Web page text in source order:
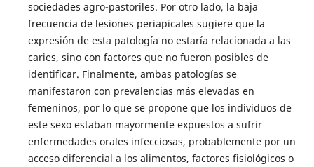
sociedades agro-pastoriles. Por otro lado, la baja
frecuencia de lesiones periapicales sugiere que la
expresión de esta patología no estaría relacionada a las
caries, sino con factores que no fueron posibles de
identificar. Finalmente, ambas patologías se
manifestaron con prevalencias más elevadas en
femeninos, por lo que se propone que los individuos de
este sexo estaban mayormente expuestos a sufrir
enfermedades orales infecciosas, probablemente por un
acceso diferencial a los alimentos, factores fisiológicos o